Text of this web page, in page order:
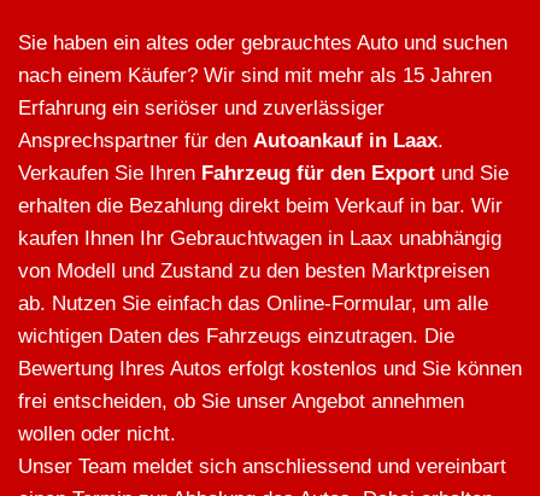
Sie haben ein altes oder gebrauchtes Auto und suchen
nach einem Käufer? Wir sind mit mehr als 15 Jahren
Erfahrung ein seriöser und zuverlässiger
Ansprechspartner für den Autoankauf in Laax.
Verkaufen Sie Ihren Fahrzeug für den Export und Sie
erhalten die Bezahlung direkt beim Verkauf in bar. Wir
kaufen Ihnen Ihr Gebrauchtwagen in Laax unabhängig
von Modell und Zustand zu den besten Marktpreisen
ab. Nutzen Sie einfach das Online-Formular, um alle
wichtigen Daten des Fahrzeugs einzutragen. Die
Bewertung Ihres Autos erfolgt kostenlos und Sie können
frei entscheiden, ob Sie unser Angebot annehmen
wollen oder nicht.
Unser Team meldet sich anschliessend und vereinbart